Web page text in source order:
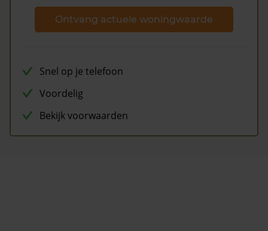
Ontvang actuele woningwaarde
Snel op je telefoon
Voordelig
Bekijk voorwaarden